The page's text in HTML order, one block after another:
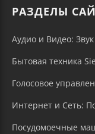
РАЗДЕЛЫ
Аудио и Видео:
Бытовая техника
Голосовое
Интернет и Сеть:
Посудомоечные